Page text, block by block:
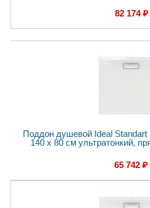
82 174 ₽
Поддон душевой Ideal Standart
140 x 80 см ультратонкий,
65 742 ₽